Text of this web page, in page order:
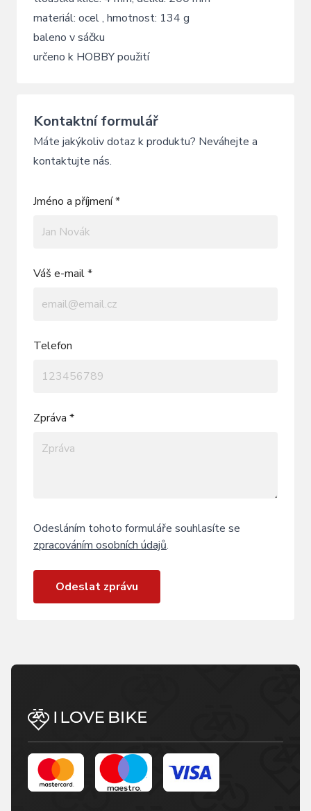
materiál: ocel , hmotnost: 134 g
baleno v sáčku
určeno k HOBBY použití
Kontaktní formulář
Máte jakýkoliv dotaz k produktu? Neváhejte a
kontaktujte nás.
Jméno a příjmení *
Váš e-mail *
Telefon
Zpráva *
Odesláním tohoto formuláře souhlasíte se
zpracováním osobních údajů.
Odeslat zprávu